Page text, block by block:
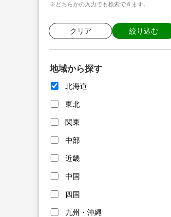
※どちらかの入力でも検索できます。
クリア 絞り込む
地域から探す
北海道
東北
関東
中部
近畿
中国
四国
九州・沖縄